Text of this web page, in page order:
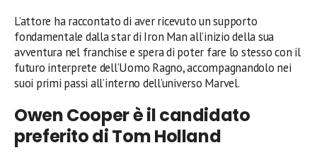
L’attore ha raccontato di aver ricevuto un supporto
fondamentale dalla star di Iron Man all’inizio della sua
avventura nel franchise e spera di poter fare lo stesso con il
futuro interprete dell’Uomo Ragno, accompagnandolo nei
suoi primi passi all’interno dell’universo Marvel.
Owen Cooper è il candidato
preferito di Tom Holland